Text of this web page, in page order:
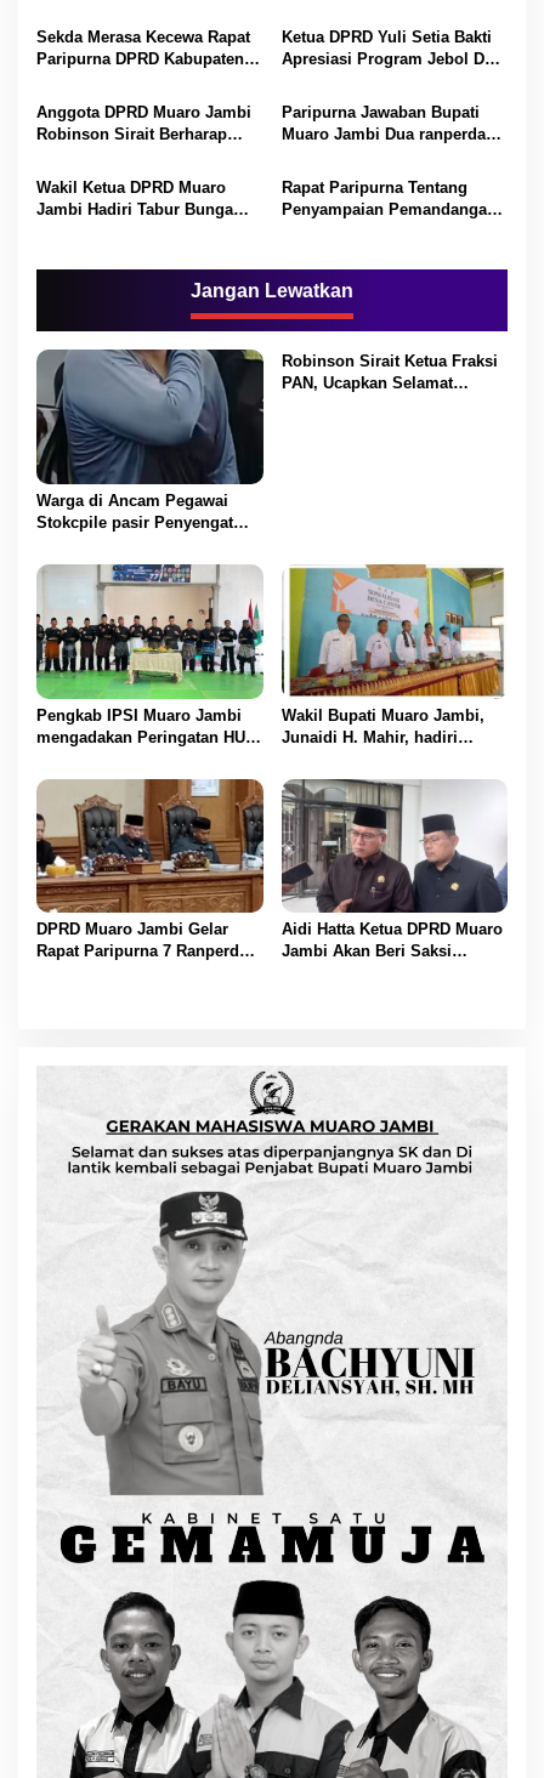
o
Kapolres Muaro Jambi
Sekda Merasa Kecewa Rapat
Paripurna DPRD Kabupaten
OPD Tidak Hadir
Ketua DPRD Yuli Setia Bakti
Apresiasi Program Jebol Dari
Anggota DPRD Muaro Jambi
Robinson Sirait Berharap
Selesai
Paripurna Jawaban Bupati
Muaro Jambi Dua ranperda
DPRD
Wakil Ketua DPRD Muaro
Jambi Hadiri Tabur Bunga
Rapat Paripurna Tentang
Penyampaian Pemandangan
Jangan Lewatkan
Warga di Ancam Pegawai
Stokcpile pasir Penyengat
Robinson Sirait Ketua Fraksi
PAN, Ucapkan Selamat
Pengkab IPSI Muaro Jambi
mengadakan Peringatan HUT
Wakil Bupati Muaro Jambi,
Junaidi H. Mahir, hadiri
Statistik (Desa Cantik) Tahun
2025
DPRD Muaro Jambi Gelar
Rapat Paripurna 7 Ranperda
Aidi Hatta Ketua DPRD Muaro
Jambi Akan Beri Saksi